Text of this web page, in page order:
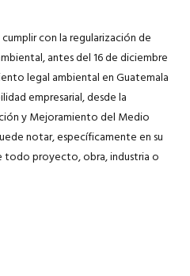
con la regularización de
antes del 16 de diciembre
legal ambiental en Guatemala
empresarial, desde la
y Mejoramiento del Medio
notar, específicamente en su
todo proyecto, obra, industria o